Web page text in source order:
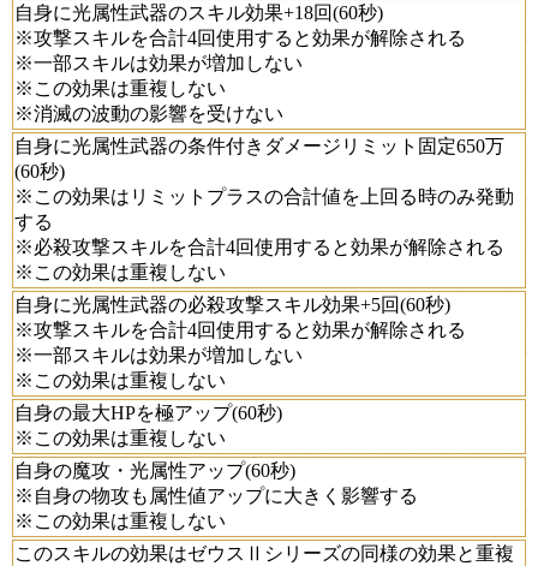
自身に光属性武器のスキル効果+18回(60秒)
※攻撃スキルを合計4回使用すると効果が解除される
※一部スキルは効果が増加しない
※この効果は重複しない
※消滅の波動の影響を受けない
自身に光属性武器の条件付きダメージリミット固定650万
(60秒)
※この効果はリミットプラスの合計値を上回る時のみ発動
する
※必殺攻撃スキルを合計4回使用すると効果が解除される
※この効果は重複しない
自身に光属性武器の必殺攻撃スキル効果+5回(60秒)
※攻撃スキルを合計4回使用すると効果が解除される
※一部スキルは効果が増加しない
※この効果は重複しない
自身の最大HPを極アップ(60秒)
※この効果は重複しない
自身の魔攻・光属性アップ(60秒)
※自身の物攻も属性値アップに大きく影響する
※この効果は重複しない
このスキルの効果はゼウスⅡシリーズの同様の効果と重複